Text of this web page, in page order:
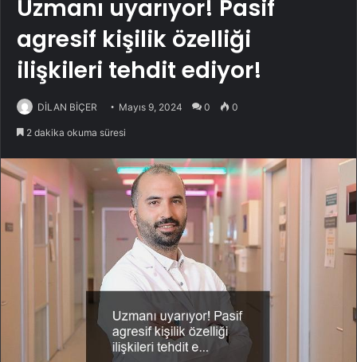
Uzmanı uyarıyor! Pasif
agresif kişilik özelliği
ilişkileri tehdit ediyor!
DİLAN BİÇER Mayıs 9, 2024 0 0
2 dakika okuma süresi